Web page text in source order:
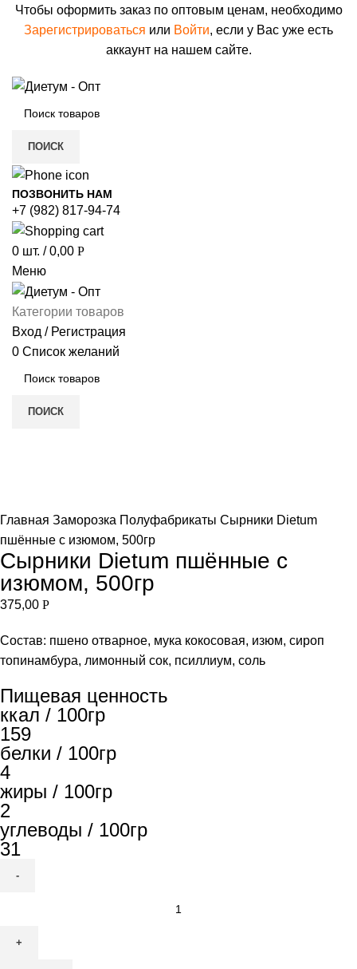
Чтобы оформить заказ по оптовым ценам, необходимо
Зарегистрироваться или Войти, если у Вас уже есть
аккаунт на нашем сайте.
ПОИСК
ПОЗВОНИТЬ НАМ
+7 (982) 817-94-74
0 шт. / 0,00 Р
Меню
Категории товаров
Вход / Регистрация
0 Список желаний
ПОИСК
Главная Заморозка Полуфабрикаты Сырники Dietum
пшённые с изюмом, 500гр
Сырники Dietum пшённые с
изюмом, 500гр
375,00 Р
Состав: пшено отварное, мука кокосовая, изюм, сироп
топинамбура, лимонный сок, псиллиум, соль
Пищевая ценность
ккал / 100гр
159
белки / 100гр
4
жиры / 100гр
2
углеводы / 100гр
31
Сырники